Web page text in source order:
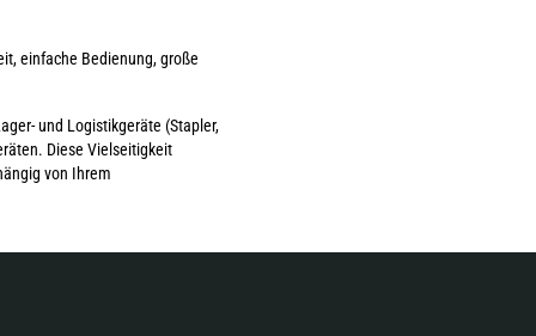
einfache Bedienung, große
und Logistikgeräte (Stapler,
Diese Vielseitigkeit
von Ihrem